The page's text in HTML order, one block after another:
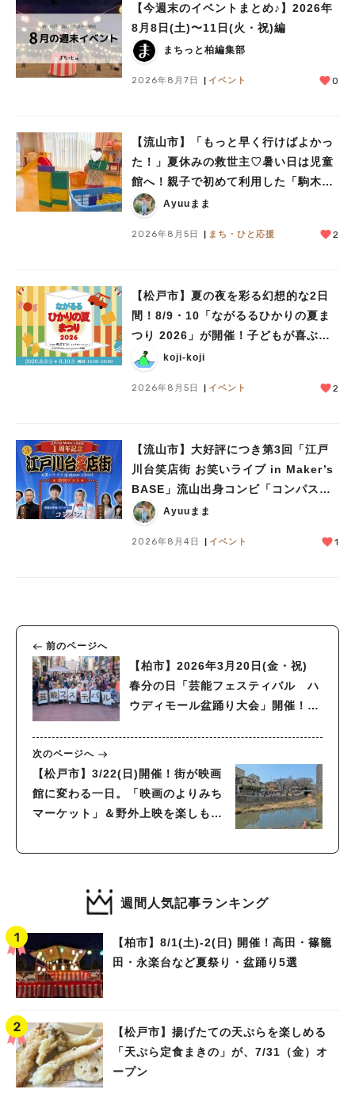
【今週末のイベントまとめ♪】2026年
8月8日(土)〜11日(火・祝)編
まちっと柏編集部
2026年8月7日 イベント 0
【流山市】「もっと早く行けばよかっ
た！」夏休みの救世主♡暑い日は児童
館へ！親子で初めて利用した「駒木台
児童館」レポート
Ayuuまま
2026年8月5日 まち・ひと応援 2
【松戸市】夏の夜を彩る幻想的な2日
間！8/9・10「ながるるひかりの夏ま
つり 2026」が開催！子どもが喜ぶワ
ークショップや限定ヒーローショーも
koji-koji
2026年8月5日 イベント 2
【流山市】大好評につき第3回「江戸
川台笑店街 お笑いライブ in Maker’s
BASE」流山出身コンビ「コンパス」
も登場！8/23（日）
Ayuuまま
2026年8月4日 イベント 1
前のページへ
【柏市】2026年3月20日(金・祝)
春分の日「芸能フェスティバル ハ
ウディモール盆踊り大会」開催！～
次のページへ
【松戸市】3/22(日)開催！街が映画
館に変わる一日。「映画のよりみち
マーケット」＆野外上映を楽しもう
週間人気記事ランキング
【柏市】8/1(土)‐2(日) 開催！高田・篠籠
田・永楽台など夏祭り・盆踊り5選
【松戸市】揚げたての天ぷらを楽しめる
「天ぷら定食まきの」が、7/31（金）オ
ープン
人気のキーワード
#教えたい/こんなの見つけた